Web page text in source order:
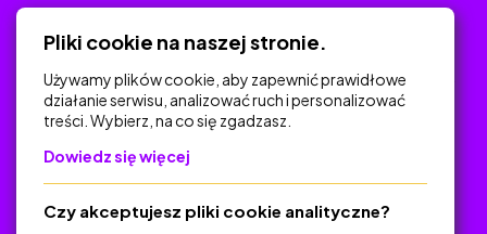
Na skróty
Polityka Prywatności
Regulamin
O platformie
Pliki cookie na naszej stronie.
Używamy plików cookie, aby zapewnić prawidłowe
działanie serwisu, analizować ruch i personalizować
treści. Wybierz, na co się zgadzasz.
Dowiedz się więcej
Czy akceptujesz pliki cookie analityczne?